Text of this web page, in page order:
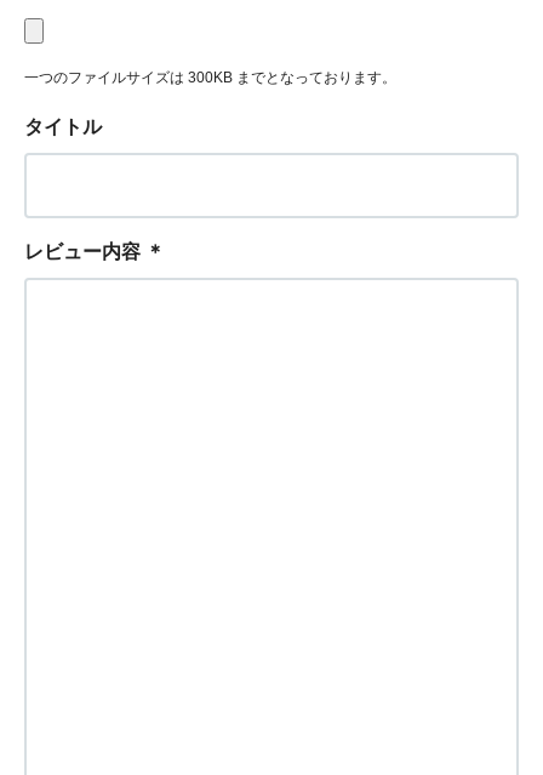
一つのファイルサイズは 300KB までとなっております。
タイトル
レビュー内容 ＊